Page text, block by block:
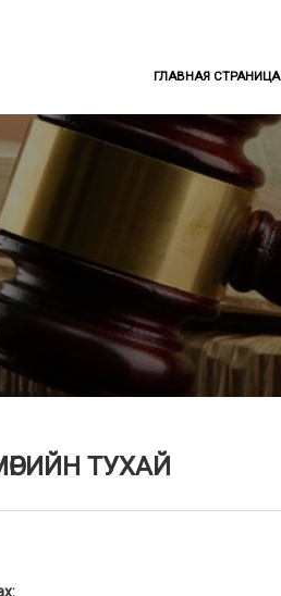
ГЛАВНАЯ СТРАНИЦА
ТУХАЙ